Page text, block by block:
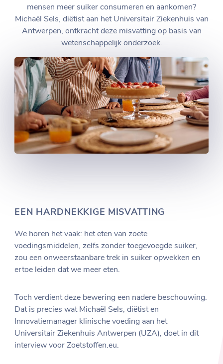
mensen meer suiker consumeren en aankomen?
Michaël Sels, diëtist aan het Universitair Ziekenhuis van
Antwerpen, ontkracht deze misvatting op basis van
wetenschappelijk onderzoek.
EEN HARDNEKKIGE MISVATTING
We horen het vaak: het eten van zoete
voedingsmiddelen, zelfs zonder toegevoegde suiker,
zou een onweerstaanbare trek in suiker opwekken en
ertoe leiden dat we meer eten.
Toch verdient deze bewering een nadere beschouwing.
Dat is precies wat Michaël Sels, diëtist en
Innovatiemanager klinische voeding aan het
Universitair Ziekenhuis Antwerpen (UZA), doet in dit
interview voor Zoetstoffen.eu.